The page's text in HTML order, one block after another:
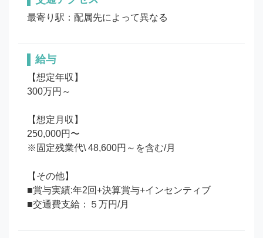
最寄り駅：配属先によって異なる
給与
【想定年収】
300万円～
【想定月収】
250,000円〜
※固定残業代\ 48,600円～を含む/月
【その他】
■賞与実績:年2回+決算賞与+インセンティブ
■交通費支給：５万円/月